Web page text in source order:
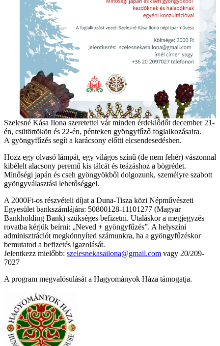
Szelesné Kása Ilona szeretettel vár minden érdeklődőt december 21-
én, csütörtökön és 22-én, pénteken gyöngyfűző foglalkozásaira.
A gyöngyfűzés segít a karácsony előtti elcsendesedésben.
Hozz egy olvasó lámpát, egy világos színű (de nem fehér) vászonnal
kibélelt alacsony peremű kis tálcát és teázáshoz a bögrédet.
Minőségi japán és cseh gyöngyökből dolgozunk, személyre szabott
gyöngyválasztási lehetőséggel.
A 2000Ft-os részvételi díjat a Duna-Tisza közi Népművészeti
Egyesület bankszámlájára: 50800128-11101277 (Magyar
Bankholding Bank) szükséges befizetni. Utaláskor a megjegyzés
rovatba kérjük beírni: „Neved + gyöngyfűzés”. A helyszíni
adminisztrációt megkönnyíted számunkra, ha a gyöngyfűzéskor
bemutatod a befizetés igazolását.
Jelentkezz mielőbb: szelesnekasailona@gmail.com vagy 20/209-
7027
A program megvalósulását a Hagyományok Háza támogatja.